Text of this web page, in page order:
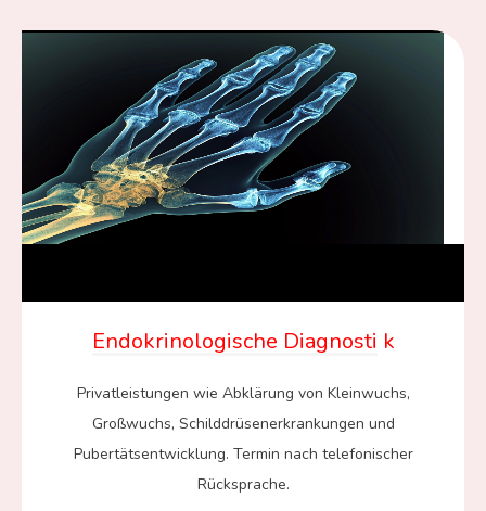
Endokrinologische Diagnosti k
Privatleistungen wie Abklärung von Kleinwuchs,
Großwuchs, Schilddrüsenerkrankungen und
Pubertätsentwicklung. Termin nach telefonischer
Rücksprache.